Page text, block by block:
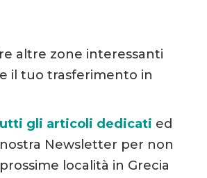
altre zone interessanti
il tuo trasferimento in
gli articoli dedicati ed
Newsletter per non
località in Grecia